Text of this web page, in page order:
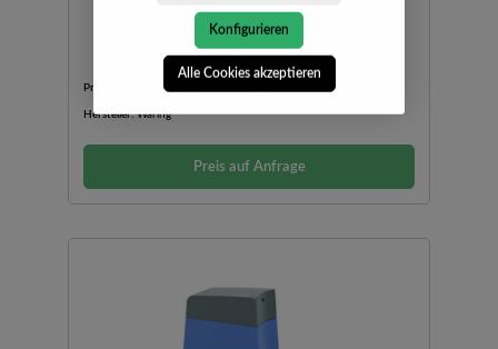
Produktnummer:
Hersteller:Waring
Preis auf Anfrage
Konfigurieren
Alle Cookies akzeptieren